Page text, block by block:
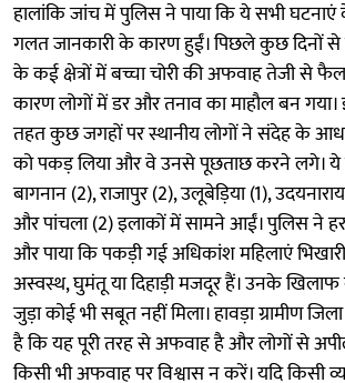
हालांकि जांच में पुलिस ने पाया कि ये सभी
गलत जानकारी के कारण हुईं। पिछले कुछ दिनों से
के कई क्षेत्रों में बच्चा चोरी की अफवाह तेजी से
कारण लोगों में डर और तनाव का माहौल बन
तहत कुछ जगहों पर स्थानीय लोगों ने संदेह के
को पकड़ लिया और वे उनसे पूछताछ करने लगे। ये
बागनान (2), राजापुर (2), उलूबेड़िया (1),
और पांचला (2) इलाकों में सामने आईं। पुलिस ने
और पाया कि पकड़ी गई अधिकांश महिलाएं
अस्वस्थ, घुमंतू या दिहाड़ी मजदूर हैं। उनके
जुड़ा कोई भी सबूत नहीं मिला। हावड़ा ग्रामीण
है कि यह पूरी तरह से अफवाह है और लोगों से
किसी भी अफवाह पर विश्वास न करें। यदि किसी